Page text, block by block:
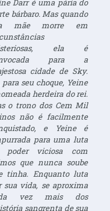
bárbaro. Mas quando
mãe morre em
ela é
para a
cidade de Sky.
para seu choque, Yeine
herdeira do rei.
o trono dos Cem Mil
não é facilmente
e Yeine é
para uma luta
poder viciosa com
que nunca soube
tinha. Enquanto luta
sua vida, se aproxima
vez mais dos
sangrenta de sua